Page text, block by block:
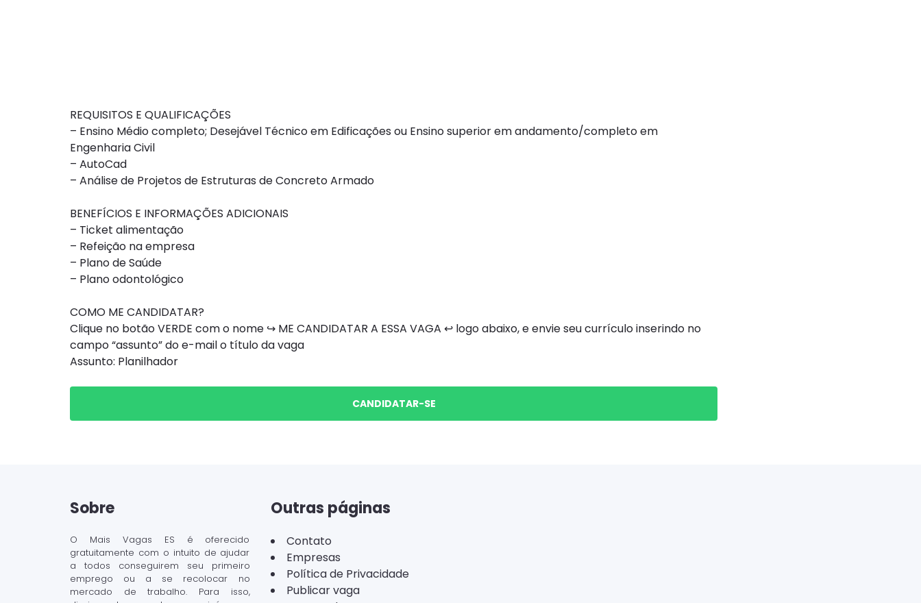
REQUISITOS E QUALIFICAÇÕES
– Ensino Médio completo; Desejável Técnico em Edificações ou Ensino superior em andamento/completo em
Engenharia Civil
– AutoCad
– Análise de Projetos de Estruturas de Concreto Armado
BENEFÍCIOS E INFORMAÇÕES ADICIONAIS
– Ticket alimentação
– Refeição na empresa
– Plano de Saúde
– Plano odontológico
COMO ME CANDIDATAR?
Clique no botão VERDE com o nome ↪ ME CANDIDATAR A ESSA VAGA ↩ logo abaixo, e envie seu currículo inserindo no
campo “assunto” do e-mail o título da vaga
Assunto: Planilhador
CANDIDATAR-SE
Sobre
O Mais Vagas ES é oferecido
gratuitamente com o intuito de ajudar
a todos conseguirem seu primeiro
emprego ou a se recolocar no
mercado de trabalho. Para isso,
Outras páginas
Contato
Empresas
Política de Privacidade
Publicar vaga